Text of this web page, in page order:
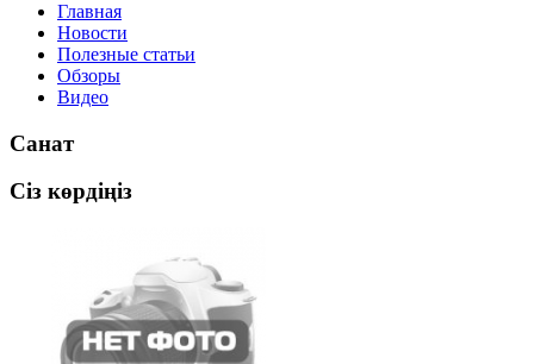
Главная
Новости
Полезные статьи
Обзоры
Видео
Санат
Сіз көрдіңіз